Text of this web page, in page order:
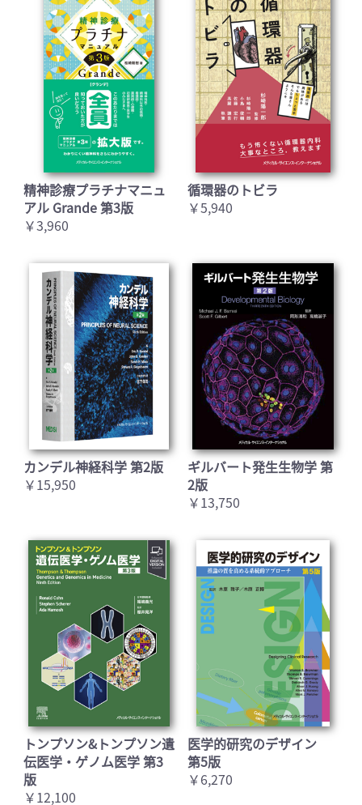
精神診療プラチナマニュ
アル Grande 第3版
￥3,960
循環器のトビラ
￥5,940
カンデル神経科学 第2版
￥15,950
ギルバート発生生物学 第
2版
￥13,750
トンプソン&トンプソン遺
伝医学・ゲノム医学 第3
版
￥12,100
医学的研究のデザイン
第5版
￥6,270